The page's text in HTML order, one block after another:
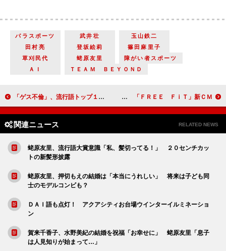
パラスポーツ 武井壮
玉山鉄二
田村亮
登坂絵莉
篠田麻里子
草刈民代
蛯原友里
障がい者スポーツ
ＡＩ
ＴＥＡＭ ＢＥＹＯＮＤ
「ゲス不倫」、流行語トップ１０に 文春記者がマスク姿で登場「僕らも商売」 門脇麦が窪田正孝をビンタ！ 「ＦＲＥＥ ＦｉＴ」新ＣＭ
関連ニュース RELATED NEWS
蛯原友里、流行語大賞意識「私、髪切ってる！」 ２０センチカッ
トの新髪形披露
蛯原友里、押切もえの結婚は「本当にうれしい」 将来は子ども同
士のモデルコンビも？
ＤＡＩ語も点灯！ アクアシティお台場ウインターイルミネーショ
ン
賀来千香子、水野美紀の結婚を祝福「お幸せに」 蛯原友里「息子
は人見知りが始まって…」